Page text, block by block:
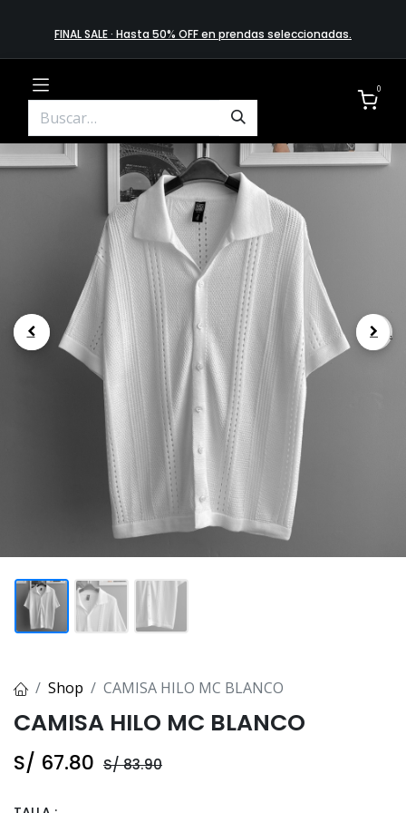
FINAL SALE · Hasta 50% OFF en prendas​ selecciona​das.
0
.
Shop CAMISA HILO MC BLANCO
CAMISA HILO MC BLANCO
S/ 67.80 S/83.90